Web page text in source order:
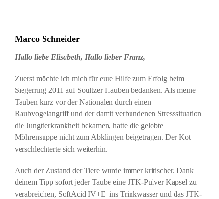
Marco Schneider
Hallo liebe Elisabeth, Hallo lieber Franz,
Zuerst möchte ich mich für eure Hilfe zum Erfolg beim
Siegerring 2011 auf Soultzer Hauben bedanken. Als meine
Tauben kurz vor der Nationalen durch einen
Raubvogelangriff und der damit verbundenen Stresssituation
die Jungtierkrankheit bekamen, hatte die gelobte
Möhrensuppe nicht zum Abklingen beigetragen. Der Kot
verschlechterte sich weiterhin.
Auch der Zustand der Tiere wurde immer kritischer. Dank
deinem Tipp sofort jeder Taube eine JTK-Pulver Kapsel zu
verabreichen, SoftAcid IV+E ins Trinkwasser und das JTK-